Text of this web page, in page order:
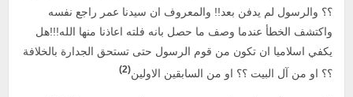
؟؟ والرسول لم يدفن بعد!! والمعروف ان سيدنا عمر راجع نفسه
واكتشف الخطأ عندما وصف ما حصل بانه فلته اعاذنا منها الله!!!هل
يكفي اسلاميا ان تكون من قوم الرسول حتى تستحق الجدارة بالخلافة
؟؟ او من آل البيت ؟؟ او من السابقين الاولين(2)